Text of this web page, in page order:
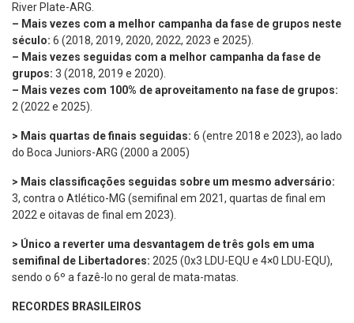
River Plate-ARG.
– Mais vezes com a melhor campanha da fase de grupos neste
século: 6 (2018, 2019, 2020, 2022, 2023 e 2025).
– Mais vezes seguidas com a melhor campanha da fase de
grupos: 3 (2018, 2019 e 2020).
– Mais vezes com 100% de aproveitamento na fase de grupos:
2 (2022 e 2025).
> Mais quartas de finais seguidas: 6 (entre 2018 e 2023), ao lado
do Boca Juniors-ARG (2000 a 2005)
> Mais classificações seguidas sobre um mesmo adversário:
3, contra o Atlético-MG (semifinal em 2021, quartas de final em
2022 e oitavas de final em 2023).
> Único a reverter uma desvantagem de três gols em uma
semifinal de Libertadores: 2025 (0x3 LDU-EQU e 4×0 LDU-EQU),
sendo o 6º a fazê-lo no geral de mata-matas.
RECORDES BRASILEIROS